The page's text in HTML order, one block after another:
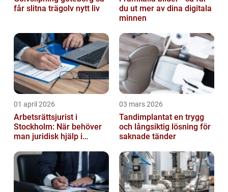
får slitna trägolv nytt liv
du ut mer av dina digitala
minnen
01 april 2026
Arbetsrättsjurist i
Stockholm: När behöver
man juridisk hjälp i
03 mars 2026
Tandimplantat en trygg
och långsiktig lösning för
saknade tänder